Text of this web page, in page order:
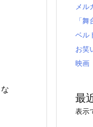
メル
「
ベル
お笑
映画
最
表示